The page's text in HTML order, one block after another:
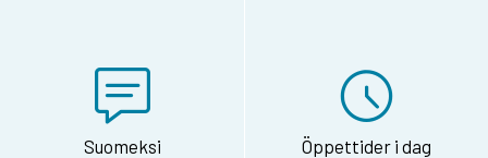
Suomeksi Öppettider i dag